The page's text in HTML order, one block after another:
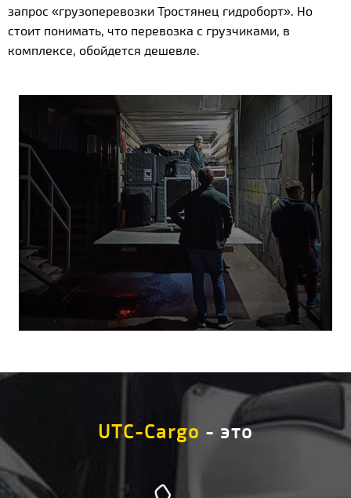
запрос «грузоперевозки Тростянец гидроборт». Но
стоит понимать, что перевозка с грузчиками, в
комплексе, обойдется дешевле.
UTC-Cargo - это